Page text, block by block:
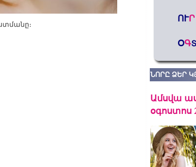
ՈՒՐ
ՕԳ
ՆՈՐԸ ՁԵՐ
Ամսվա
օգոստոս